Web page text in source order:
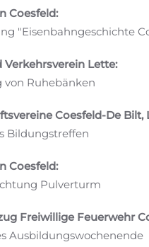
Coesfeld:
"Eisenbahngeschichte
Lette:
von Ruhebänken
Coesfeld-De Bilt,
Bildungstreffen
Coesfeld:
Pulverturm
Freiwillige Feuerwehr
Ausbildungswochenende